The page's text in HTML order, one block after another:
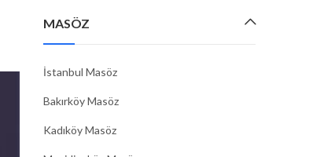
MASÖZ
İstanbul Masöz
Bakırköy Masöz
Kadıköy Masöz